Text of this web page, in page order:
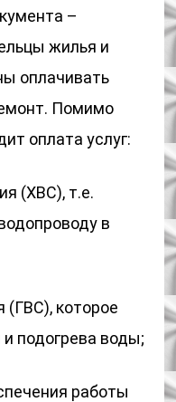
–
жилья и
оплачивать
Помимо
оплата услуг:
(ХВС), т.е.
в
(ГВС), которое
подогрева воды;
работы